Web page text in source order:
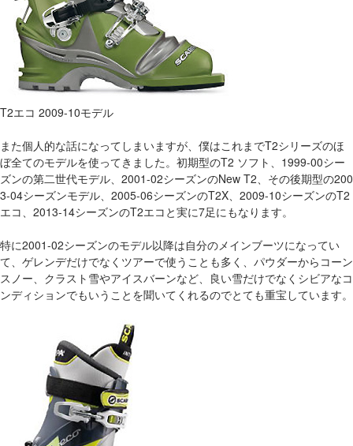
T2エコ 2009-10モデル
また個人的な話になってしまいますが、僕はこれまでT2シリーズのほ
ぼ全てのモデルを使ってきました。初期型のT2 ソフト、1999-00シー
ズンの第二世代モデル、2001-02シーズンのNew T2、その後期型の200
3-04シーズンモデル、2005-06シーズンのT2X、2009-10シーズンのT2
エコ、2013-14シーズンのT2エコと実に7足にもなります。
特に2001-02シーズンのモデル以降は自分のメインブーツになってい
て、ゲレンデだけでなくツアーで使うことも多く、パウダーからコーン
スノー、クラスト雪やアイスバーンなど、良い雪だけでなくシビアなコ
ンディションでもいうことを聞いてくれるのでとても重宝しています。